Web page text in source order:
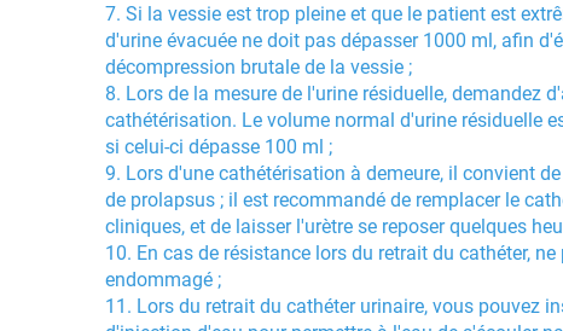
7. Si la vessie est trop pleine et que le patient est
d'urine évacuée ne doit pas dépasser 1000 ml, afin
décompression brutale de la vessie ;
8. Lors de la mesure de l'urine résiduelle, demandez
cathétérisation. Le volume normal d'urine résiduelle
si celui-ci dépasse 100 ml ;
9. Lors d'une cathétérisation à demeure, il convient
de prolapsus ; il est recommandé de remplacer le
cliniques, et de laisser l'urètre se reposer quelques
10. En cas de résistance lors du retrait du cathéter,
endommagé ;
11. Lors du retrait du cathéter urinaire, vous pouvez